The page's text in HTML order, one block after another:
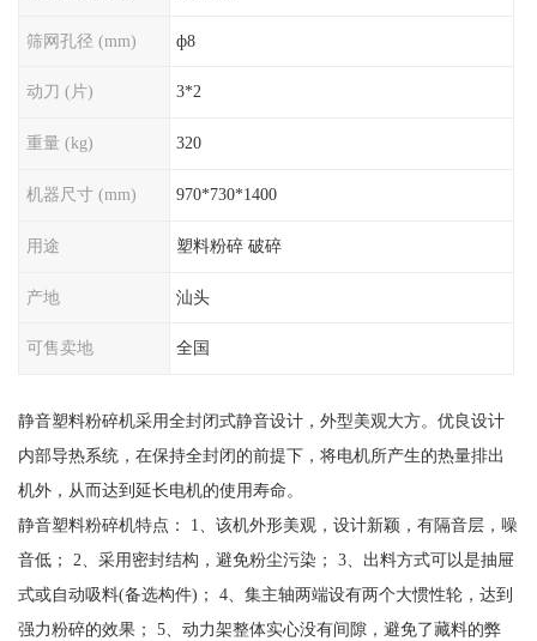
筛网孔径 (mm) ф8
动刀 (片) 3*2
重量 (kg) 320
机器尺寸 (mm) 970*730*1400
用途 塑料粉碎 破碎
产地 汕头
可售卖地 全国
静音塑料粉碎机采用全封闭式静音设计，外型美观大方。优良设计
内部导热系统，在保持全封闭的前提下，将电机所产生的热量排出
机外，从而达到延长电机的使用寿命。
静音塑料粉碎机特点： 1、该机外形美观，设计新颖，有隔音层，噪
音低； 2、采用密封结构，避免粉尘污染； 3、出料方式可以是抽屉
式或自动吸料(备选构件)； 4、集主轴两端设有两个大惯性轮，达到
强力粉碎的效果； 5、动力架整体实心没有间隙，避免了藏料的弊